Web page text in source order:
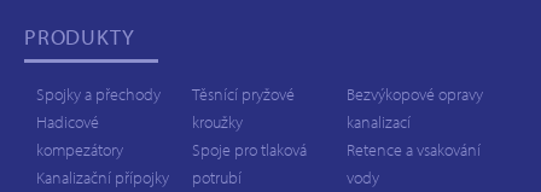
PRODUKTY
Spojky a přechody
Hadicové
kompezátory
Kanalizační přípojky
Těsnící pryžové
kroužky
Spoje pro tlaková
potrubí
Bezvýkopové opravy
kanalizací
Retence a vsakování
vody